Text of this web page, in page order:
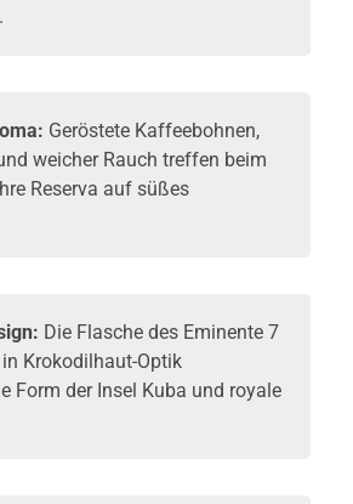
Geröstete Kaffeebohnen,
weicher Rauch treffen beim
Reserva auf süßes
Die Flasche des Eminente 7
Krokodilhaut-Optik
Form der Insel Kuba und royale